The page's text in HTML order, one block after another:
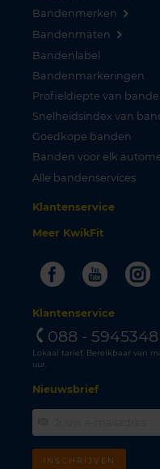
Bandenmerken
Bandenmaten
Bandenlabel
Bandenmarkeringen
Profieldiepte van
Snelheidsindex van
Goedkope banden
Banden voor elk
Alle bandenservices
Klantenservice
Meer KwikFit
Facebook
Klantenservice
088 - 5945348
Lokaal tarief. Bereikbaar van
uur.
Nieuwsbrief
INSCHRIJVEN